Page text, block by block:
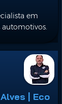
em
automotivos.
| Eco